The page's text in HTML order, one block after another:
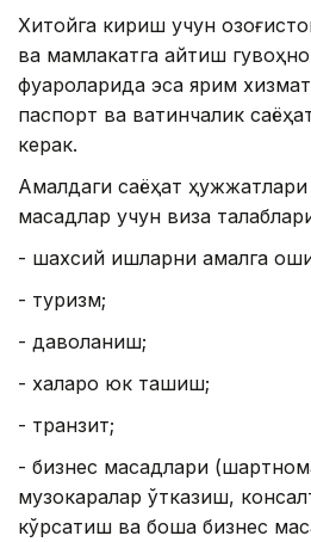
Хитойга кириш учун
ва мамлакатга қайтиш
фуқароларида эса ярим
паспорт ва вақтинчалик
керак.
Амалдаги саёҳат ҳужжатлари
мақсадлар учун виза
- шахсий ишларни амалга
- туризм;
- даволаниш;
- халқаро юк ташиш;
- транзит;
- бизнес мақсадлари
музокаралар ўтказиш,
кўрсатиш ва бошқа бизнес